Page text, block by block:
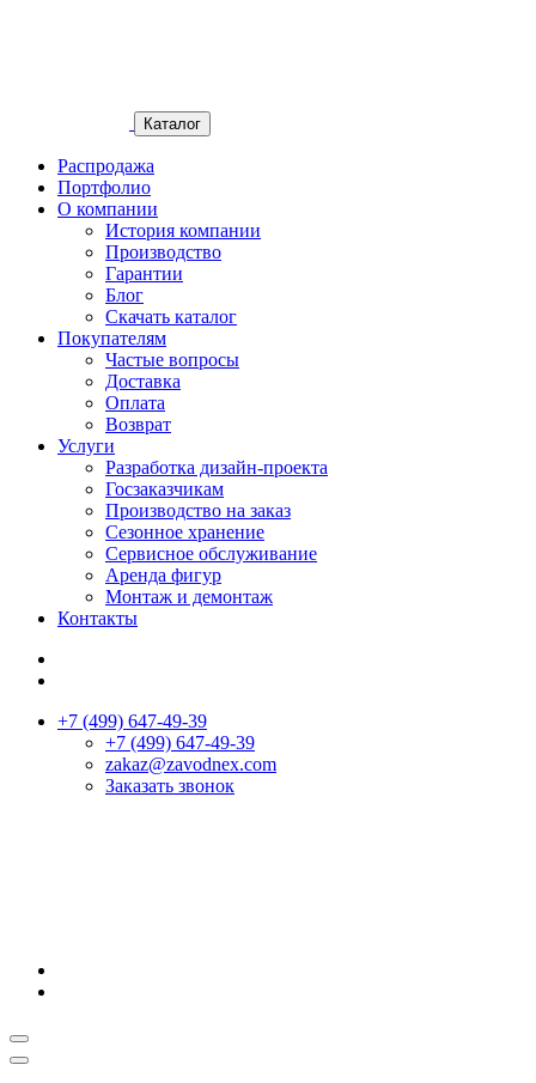
Каталог
Распродажа
Портфолио
О компании
История компании
Производство
Гарантии
Блог
Скачать каталог
Покупателям
Частые вопросы
Доставка
Оплата
Возврат
Услуги
Разработка дизайн-проекта
Госзаказчикам
Производство на заказ
Сезонное хранение
Сервисное обслуживание
Аренда фигур
Монтаж и демонтаж
Контакты
+7 (499) 647-49-39
+7 (499) 647-49-39
zakaz@zavodnex.сom
Заказать звонок